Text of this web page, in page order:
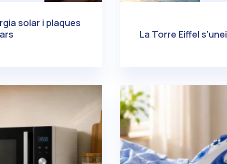
solar i plaques
La Torre Eiffel